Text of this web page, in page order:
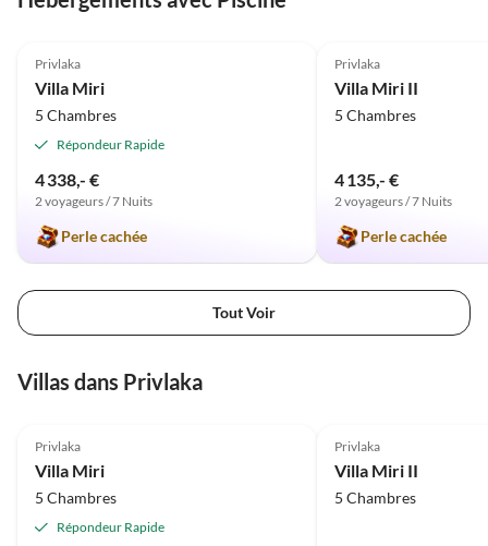
Privlaka
Villa Miri
5 Chambres
Répondeur Rapide
4 338,- €
2 voyageurs / 7 Nuits
Perle cachée
Privlaka
Villa Miri II
5 Chambres
4 135,- €
2 voyageurs / 7 Nuits
Perle cachée
Tout Voir
Villas dans Privlaka
Privlaka
Villa Miri
5 Chambres
Répondeur Rapide
Privlaka
Villa Miri II
5 Chambres